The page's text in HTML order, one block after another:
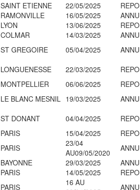
SAINT ETIENNE 22/05/2025
RAMONVILLE 16/05/2025
LYON 13/06/2025
COLMAR 14/03/2025
ST GREGOIRE 05/04/2025
LONGUENESSE 22/03/2025
MONTPELLIER 06/06/2025
LE BLANC MESNIL 19/03/2025
ST DONANT 04/04/2025
PARIS 15/04/2025
PARIS
23/04
AU09/05/2020
BAYONNE 29/03/2025
PARIS 14/05/2025
PARIS
16 AU